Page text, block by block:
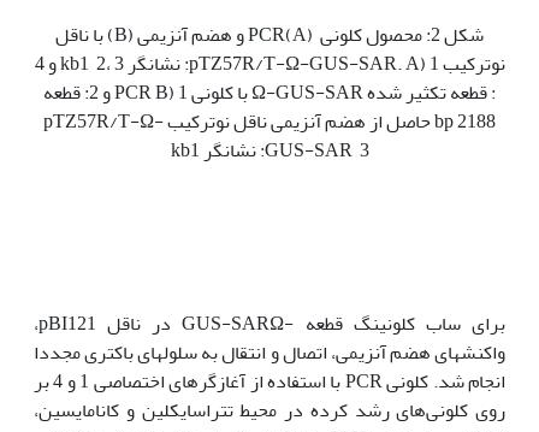
شکل 2: محصول کلونی PCR(A) و هضم آنزیمی (B) با ناقل
نوترکیب pTZ57R/T-Ω-GUS-SAR. A) 1: نشانگر kb1 2، 3 و 4
: قطعه تکثیر شده Ω-GUS-SAR با کلونی PCR B) 1 و 2: قطعه
bp 2188 حاصل از هضم آنزیمی ناقل نوترکیب pTZ57R/T-Ω-
GUS-SAR 3: نشانگر kb1
برای ساب کلونینگ قطعه -GUS-SARΩ در ناقل pBI121،
واکنش‫های هضم آنزیمی، اتصال و انتقال به سلول‫های باکتری مجددا
انجام شد. کلونی PCR با استفاده از آغازگرهای اختصاصی 1 و 4 بر
روی کلونی‌های رشد کرده در محیط تتراسایکلین و کانامایسین،